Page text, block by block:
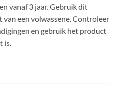
vanaf 3 jaar. Gebruik dit
een volwassene. Controleer
en gebruik het product
is.